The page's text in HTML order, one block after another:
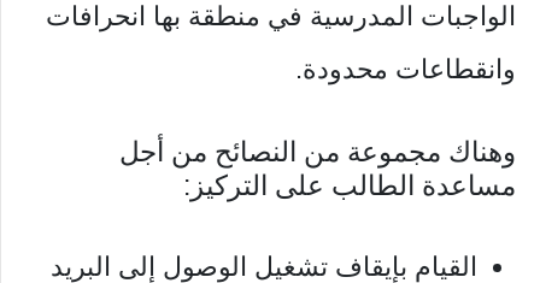
الواجبات المدرسية في منطقة بها انحرافات
وانقطاعات محدودة.
وهناك مجموعة من النصائح من أجل
مساعدة الطالب على التركيز:
القيام بإيقاف تشغيل الوصول إلى البريد